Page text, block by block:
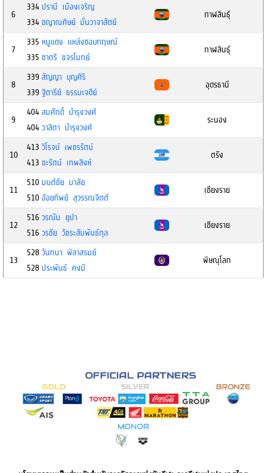
6
334 ปรานี เมืองเจริญ
334 ชญาณศิษย์ มั่นวาจาสัตย์
กาฬสินธุ์
7
335 หนูแดง แหล่งชอบกฤษณ์
335 ชาตรี ขจรโมทย์
กาฬสินธุ์
8
339 สัญญา บุญศิริ
339 ฐิตารีย์ ธรรมเจดีย์
อุดรธานี
9
404 สมศักดิ์ บำรุงวงศ์
404 วาสิตา บำรุงวงศ์
ระนอง
10
413 วิโรจน์ เพชรรัตน์
413 ชะรัตน์ เทพสิงห์
ตรัง
11
510 มนต์ชัย มาลัย
510 อ้อยทิพย์ สุวรรณจิตต์
เชียงราย
12
516 วรณัน ยุปา
516 วรชัย วัชระสัมพันธ์กุล
เชียงราย
13
528 วันทนา พิลาสรมย์
528 ประพันธ์ คงมี
พิษณุโลก